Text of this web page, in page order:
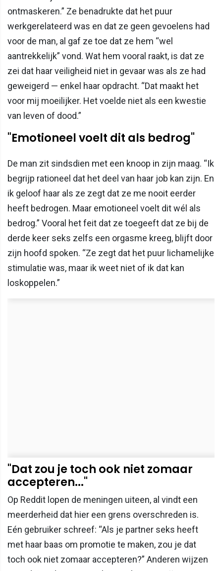
ontmaskeren.” Ze benadrukte dat het puur
werkgerelateerd was en dat ze geen gevoelens had
voor de man, al gaf ze toe dat ze hem “wel
aantrekkelijk” vond. Wat hem vooral raakt, is dat ze
zei dat haar veiligheid niet in gevaar was als ze had
geweigerd — enkel haar opdracht. “Dat maakt het
voor mij moeilijker. Het voelde niet als een kwestie
van leven of dood.”
"Emotioneel voelt dit als bedrog"
De man zit sindsdien met een knoop in zijn maag. “Ik
begrijp rationeel dat het deel van haar job kan zijn. En
ik geloof haar als ze zegt dat ze me nooit eerder
heeft bedrogen. Maar emotioneel voelt dit wél als
bedrog.” Vooral het feit dat ze toegeeft dat ze bij de
derde keer seks zelfs een orgasme kreeg, blijft door
zijn hoofd spoken. “Ze zegt dat het puur lichamelijke
stimulatie was, maar ik weet niet of ik dat kan
loskoppelen.”
"Dat zou je toch ook niet zomaar
accepteren..."
Op Reddit lopen de meningen uiteen, al vindt een
meerderheid dat hier een grens overschreden is.
Eén gebruiker schreef: “Als je partner seks heeft
met haar baas om promotie te maken, zou je dat
toch ook niet zomaar accepteren?” Anderen wijzen